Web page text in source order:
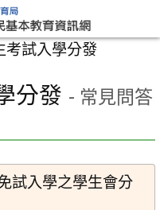
考試入學分發
分發 - 常見問答
試入學之學生會分